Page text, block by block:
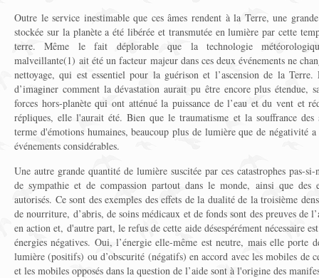
Outre le service inestimable que ces âmes rendent à la Terre, une
stockée sur la planète a été libérée et transmutée en lumière par cette
terre. Même le fait déplorable que la technologie
malveillante(1) ait été un facteur majeur dans ces deux événements ne
nettoyage, qui est essentiel pour la guérison et l’ascension de la
d’imaginer comment la dévastation aurait pu être encore plus étendue,
forces hors-planète qui ont atténué la puissance de l’eau et du vent et
répliques, elle l'aurait été. Bien que le traumatisme et la souffrance des
terme d'émotions humaines, beaucoup plus de lumière que de négativité
événements considérables.
Une autre grande quantité de lumière suscitée par ces catastrophes pas-
de sympathie et de compassion partout dans le monde, ainsi que des
autorisés. Ce sont des exemples des effets de la dualité de la troisième
de nourriture, d’abris, de soins médicaux et de fonds sont des preuves de
en action et, d'autre part, le refus de cette aide désespérément nécessaire
énergies négatives. Oui, l’énergie elle-même est neutre, mais elle porte
lumière (positifs) ou d’obscurité (négatifs) en accord avec les mobiles de
et les mobiles opposés dans la question de l’aide sont à l'origine des